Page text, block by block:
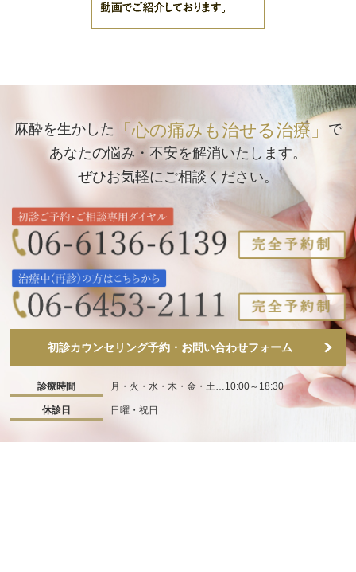
麻酔を生かした 「心の痛みも治せる治療」
で
あなたの悩み・不安を解消いたします。
ぜひお気軽にご相談ください。
初診カウンセリング予約・お問い合わせフォーム
診療時間 月・火・水・木・金・土…10:00～18:30
休診日 日曜・祝日